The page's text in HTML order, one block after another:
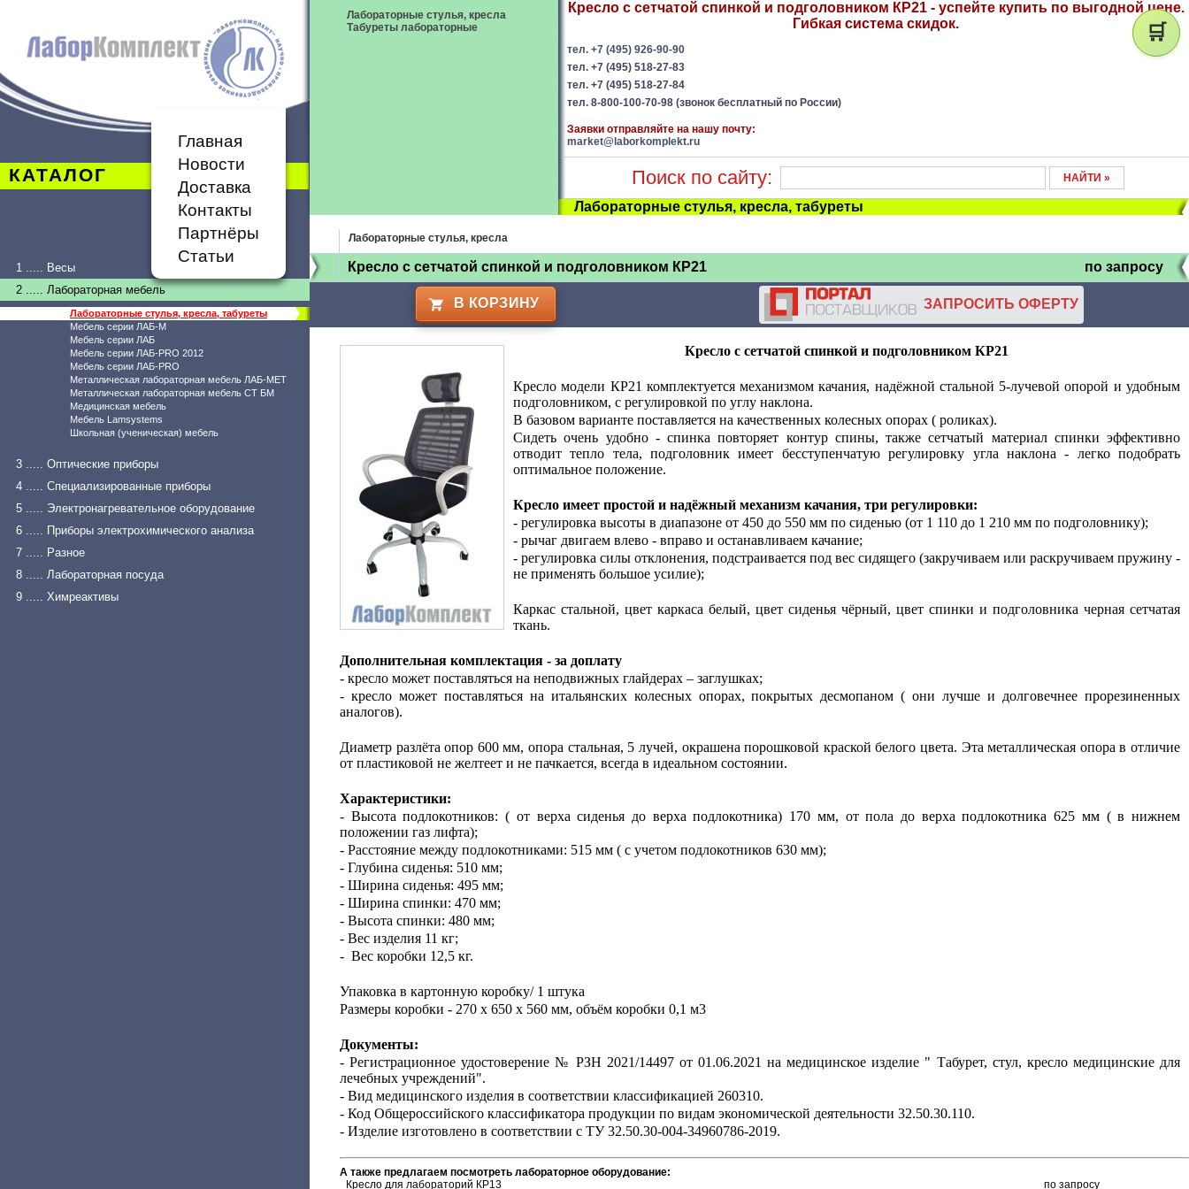
КАТАЛОГ
Главная
Новости
Доставка
Контакты
Партнёры
Статьи
1 ..... Весы
2 ..... Лабораторная мебель
Лабораторные стулья, кресла, табуреты
Мебель серии ЛАБ-М
Мебель серии ЛАБ
Мебель серии ЛАБ-PRO 2012
Мебель серии ЛАБ-PRO
Металлическая лабораторная мебель ЛАБ-МЕТ
Металлическая лабораторная мебель СТ БМ
Медицинская мебель
Мебель Lamsystems
Школьная (ученическая) мебель
3 ..... Оптические приборы
4 ..... Специализированные приборы
5 ..... Электронагревательное оборудование
6 ..... Приборы электрохимического анализа
7 ..... Разное
8 ..... Лабораторная посуда
9 ..... Химреактивы
Лабораторные стулья, кресла
Табуреты лабораторные
Кресло с сетчатой спинкой и подголовником КР21 - успейте купить по выгодной цене.
Гибкая система скидок.
тел. +7 (495) 926-90-90
тел. +7 (495) 518-27-83
тел. +7 (495) 518-27-84
тел. 8-800-100-70-98 (звонок бесплатный по России)
Заявки отправляйте на нашу почту:
market@laborkomplekt.ru
Поиск по сайту:
Лабораторные стулья, кресла, табуреты
Лабораторные стулья, кресла
Кресло с сетчатой спинкой и подголовником КР21 по запросу
В КОРЗИНУ ЗАПРОСИТЬ ОФЕРТУ
Кресло с сетчатой спинкой и подголовником КР21
Кресло модели КР21 комплектуется механизмом качания, надёжной стальной 5-лучевой опорой и удобным
подголовником, с регулировкой по углу наклона.
В базовом варианте поставляется на качественных колесных опорах ( роликах).
Сидеть очень удобно - спинка повторяет контур спины, также сетчатый материал спинки эффективно
отводит тепло тела, подголовник имеет бесступенчатую регулировку угла наклона - легко подобрать
оптимальное положение.
Кресло имеет простой и надёжный механизм качания, три регулировки:
- регулировка высоты в диапазоне от 450 до 550 мм по сиденью (от 1 110 до 1 210 мм по подголовнику);
- рычаг двигаем влево - вправо и останавливаем качание;
- регулировка силы отклонения, подстраивается под вес сидящего (закручиваем или раскручиваем пружину -
не применять большое усилие);
Каркас стальной, цвет каркаса белый, цвет сиденья чёрный, цвет спинки и подголовника черная сетчатая
ткань.
Дополнительная комплектация - за доплату
- кресло может поставляться на неподвижных глайдерах – заглушках;
- кресло может поставляться на итальянских колесных опорах, покрытых десмопаном ( они лучше и долговечнее прорезиненных
аналогов).
Диаметр разлёта опор 600 мм, опора стальная, 5 лучей, окрашена порошковой краской белого цвета. Эта металлическая опора в отличие
от пластиковой не желтеет и не пачкается, всегда в идеальном состоянии.
Характеристики:
- Высота подлокотников: ( от верха сиденья до верха подлокотника) 170 мм, от пола до верха подлокотника 625 мм ( в нижнем
положении газ лифта);
- Расстояние между подлокотниками: 515 мм ( с учетом подлокотников 630 мм);
- Глубина сиденья: 510 мм;
- Ширина сиденья: 495 мм;
- Ширина спинки: 470 мм;
- Высота спинки: 480 мм;
- Вес изделия 11 кг;
- Вес коробки 12,5 кг.
Упаковка в картонную коробку/ 1 штука
Размеры коробки - 270 х 650 х 560 мм, объём коробки 0,1 м3
Документы:
- Регистрационное удостоверение № РЗН 2021/14497 от 01.06.2021 на медицинское изделие " Табурет, стул, кресло медицинские для
лечебных учреждений".
- Вид медицинского изделия в соответствии классификацией 260310.
- Код Общероссийского классификатора продукции по видам экономической деятельности 32.50.30.110.
- Изделие изготовлено в соответствии с ТУ 32.50.30-004-34960786-2019.
А также предлагаем посмотреть лабораторное оборудование:
Кресло для лабораторий КР13
по запросу
🛒